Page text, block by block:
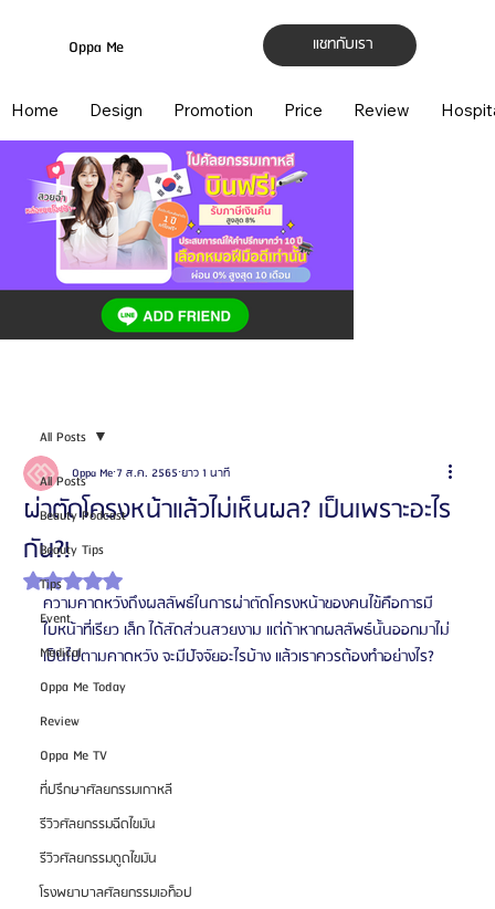
แชทกับเรา
Oppa Me
Home Design Promotion Price Review
All Posts
Beauty Podcast
Beauty Tips
Tips
Event
Medical
Oppa Me Today
Review
Oppa Me TV
ที่ปรึกษาศัลยกรรมเกาหลี
รีวิวศัลยกรรมฉีดไขมัน
รีวิวศัลยกรรมดูดไขมัน
โรงพยาบาลศัลยกรรมเอท็อป
All Posts
ผ่าตัดโครงหน้าแล้วไม่เห็นผล? เป็นเพราะอะไร
กัน?!
Oppa Me 7 ส.ค. 2565 ยาว 1 นาที
ได้รับ NaN เต็ม 5 ดาว
ความคาดหวังถึงผลลัพธ์ในการผ่าตัดโครงหน้าของคนไข้คือการมี
ใบหน้าที่เรียว เล็ก ได้สัดส่วนสวยงาม แต่ถ้าหากผลลัพธ์นั้นออกมาไม่
เป็นไปตามคาดหวัง จะมีปัจจัยอะไรบ้าง แล้วเราควรต้องทำอย่างไร?